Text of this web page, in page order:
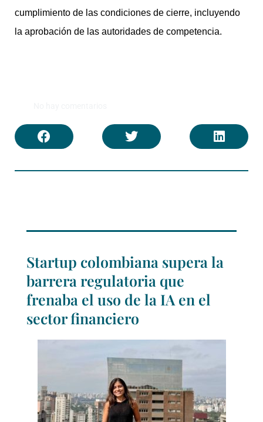
cumplimiento de las condiciones de cierre, incluyendo
la aprobación de las autoridades de competencia.
Startup colombiana supera la
barrera regulatoria que
frenaba el uso de la IA en el
sector financiero